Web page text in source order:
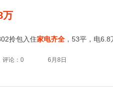
万
拎包入住家电齐全 ，53平，电
评论：0 6月8日